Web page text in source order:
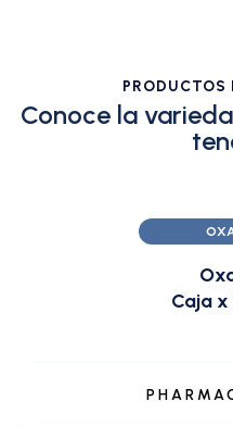
PRODUCTOS
Conoce la
Caja x